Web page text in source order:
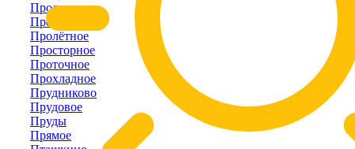
Пролетарка
Пролом
Пролётное
Просторное
Проточное
Прохладное
Прудниково
Прудовое
Пруды
Прямое